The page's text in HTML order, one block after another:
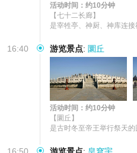
活动时间：约10分钟
【七十二长廊】
是宰牲亭、神厨、神库连接
16:40 游览景点: 圜丘
活动时间：约10分钟
【圜丘】
是古时冬至帝王举行祭天的